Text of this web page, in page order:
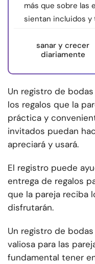
más que sobre las
sientan incluidos y
sanar y crecer
diariamente
Un registro de
los regalos que la
práctica y
invitados puedan
apreciará y usará.
El registro puede
entrega de regalos
que la pareja reciba
disfrutarán.
Un registro de
valiosa para las
fundamental tener